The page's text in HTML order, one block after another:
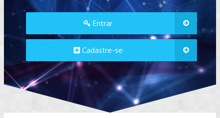
Entrar
Cadastre-se